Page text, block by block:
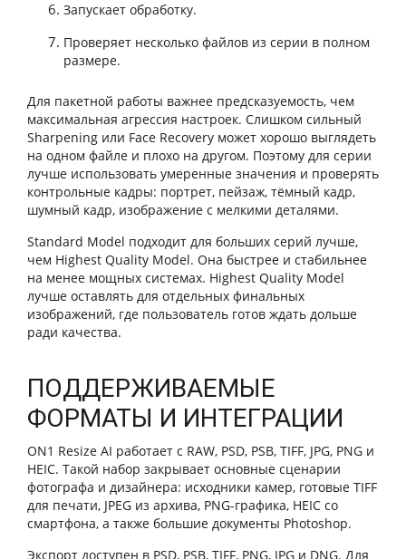
Запускает обработку.
Проверяет несколько файлов из серии в полном
размере.
Для пакетной работы важнее предсказуемость, чем
максимальная агрессия настроек. Слишком сильный
Sharpening или Face Recovery может хорошо выглядеть
на одном файле и плохо на другом. Поэтому для серии
лучше использовать умеренные значения и проверять
контрольные кадры: портрет, пейзаж, тёмный кадр,
шумный кадр, изображение с мелкими деталями.
Standard Model подходит для больших серий лучше,
чем Highest Quality Model. Она быстрее и стабильнее
на менее мощных системах. Highest Quality Model
лучше оставлять для отдельных финальных
изображений, где пользователь готов ждать дольше
ради качества.
ПОДДЕРЖИВАЕМЫЕ
ФОРМАТЫ И ИНТЕГРАЦИИ
ON1 Resize AI работает с RAW, PSD, PSB, TIFF, JPG, PNG и
HEIC. Такой набор закрывает основные сценарии
фотографа и дизайнера: исходники камер, готовые TIFF
для печати, JPEG из архива, PNG-графика, HEIC со
смартфона, а также большие документы Photoshop.
Экспорт доступен в PSD, PSB, TIFF, PNG, JPG и DNG. Для